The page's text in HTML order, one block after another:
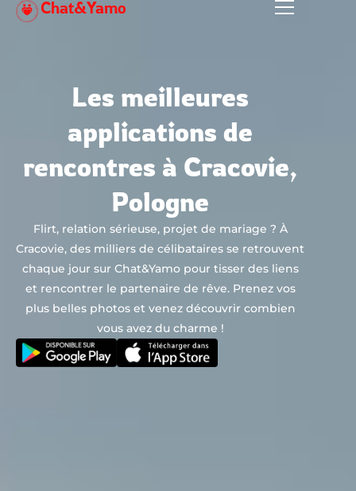
Aller
Chat&Yamo
Les meilleures
applications de
rencontres à Cracovie,
Pologne
Flirt, relation sérieuse, projet de mariage ? À
Cracovie, des milliers de célibataires se retrouvent
chaque jour sur Chat&Yamo pour tisser des liens
et rencontrer le partenaire de rêve. Prenez vos
plus belles photos et venez découvrir combien
vous avez du charme !